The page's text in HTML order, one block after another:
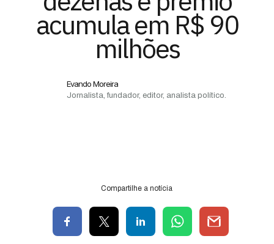
acumula em R$ 90
milhões
Evando Moreira
Jornalista, fundador, editor, analista político.
Compartilhe a notícia